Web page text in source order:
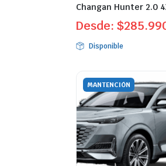
Changan Hunter 2.0
Desde: $
Disponible
MANTENCIÓN